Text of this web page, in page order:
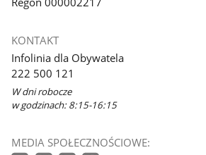
KONTAKT
Infolinia dla Obywatela
222 500 121
W dni robocze
w godzinach: 8:15-16:15
MEDIA SPOŁECZNOŚCIOWE: